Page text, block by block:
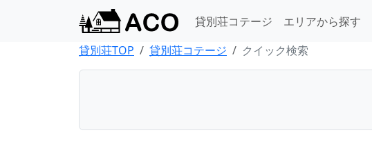
貸別荘コテージ エリアから探す
貸別荘TOP
貸別荘コテージ
クイック検索